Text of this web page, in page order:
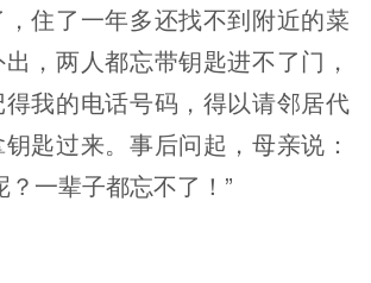
住了一年多还找不到附近的菜
，两人都忘带钥匙进不了门，
我的电话号码，得以请邻居代
匙过来。事后问起，母亲说：
？一辈子都忘不了！”